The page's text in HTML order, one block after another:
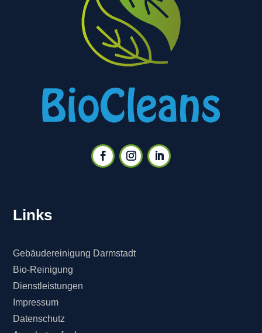
Links
Gebäudereinigung Darmstadt
Bio-Reinigung
Dienstleistungen
Impressum
Datenschutz